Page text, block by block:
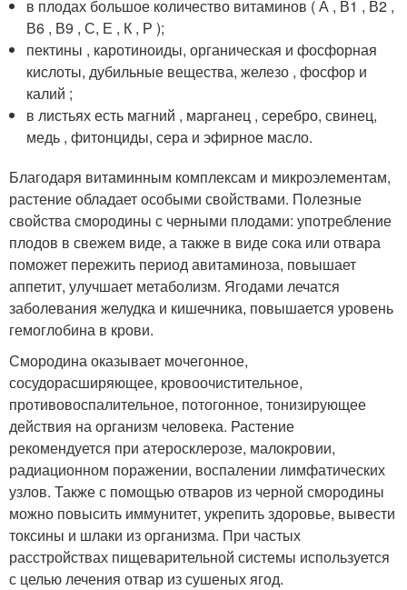
в плодах большое количество витаминов ( А , В1 , В2 ,
В6 , В9 , С, Е , К , Р );
пектины , каротиноиды, органическая и фосфорная
кислоты, дубильные вещества, железо , фосфор и
калий ;
в листьях есть магний , марганец , серебро, свинец,
медь , фитонциды, сера и эфирное масло.
Благодаря витаминным комплексам и микроэлементам,
растение обладает особыми свойствами. Полезные
свойства смородины с черными плодами: употребление
плодов в свежем виде, а также в виде сока или отвара
поможет пережить период авитаминоза, повышает
аппетит, улучшает метаболизм. Ягодами лечатся
заболевания желудка и кишечника, повышается уровень
гемоглобина в крови.
Смородина оказывает мочегонное,
сосудорасширяющее, кровоочистительное,
противовоспалительное, потогонное, тонизирующее
действия на организм человека. Растение
рекомендуется при атеросклерозе, малокровии,
радиационном поражении, воспалении лимфатических
узлов. Также с помощью отваров из черной смородины
можно повысить иммунитет, укрепить здоровье, вывести
токсины и шлаки из организма. При частых
расстройствах пищеварительной системы используется
с целью лечения отвар из сушеных ягод.